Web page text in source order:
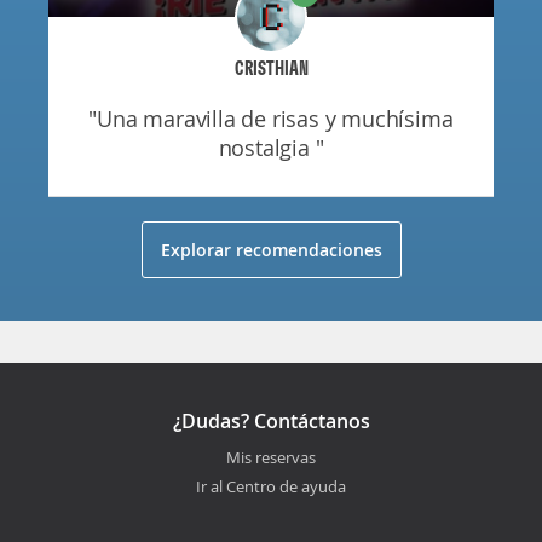
CRISTHIAN
"una maravilla de risas y muchísima
nostalgia "
Explorar recomendaciones
¿Dudas? Contáctanos
Mis reservas
Ir al Centro de ayuda